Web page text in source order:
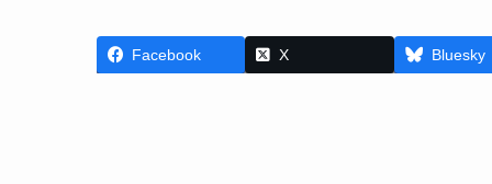
Facebook X Bluesky